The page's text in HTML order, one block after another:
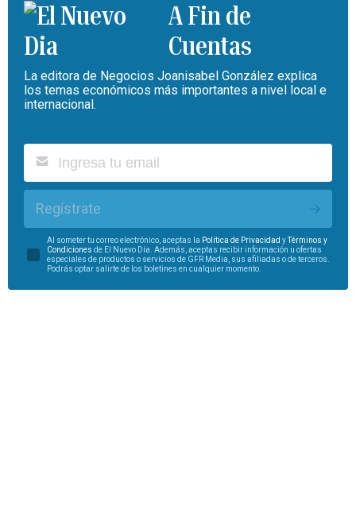
A Fin de
Cuentas
La editora de Negocios Joanisabel González explica
los temas económicos más importantes a nivel local e
internacional.
Regístrate
Al someter tu correo electrónico, aceptas la Política de Privacidad yTérminos y
Condiciones de El Nuevo Día. Además, aceptas recibir información u ofertas
especiales de productos o servicios de GFR Media, sus afiliadas o de terceros.
Podrás optar salirte de los boletines en cualquier momento.